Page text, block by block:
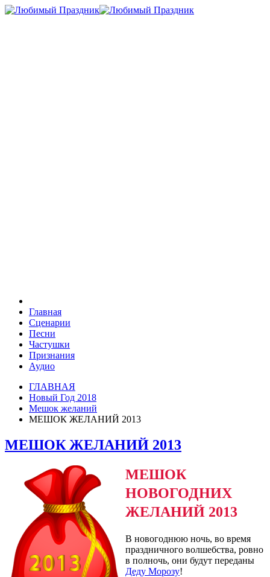
Главная
Сценарии
Песни
Частушки
Признания
Аудио
ГЛАВНАЯ
Новый Год 2018
Мешок желаний
МЕШОК ЖЕЛАНИЙ 2013
МЕШОК ЖЕЛАНИЙ 2013
МЕШОК
НОВОГОДНИХ
ЖЕЛАНИЙ 2013
В новогоднюю ночь, во время
праздничного волшебства, ровно
в полночь, они будут переданы
Деду Морозу!